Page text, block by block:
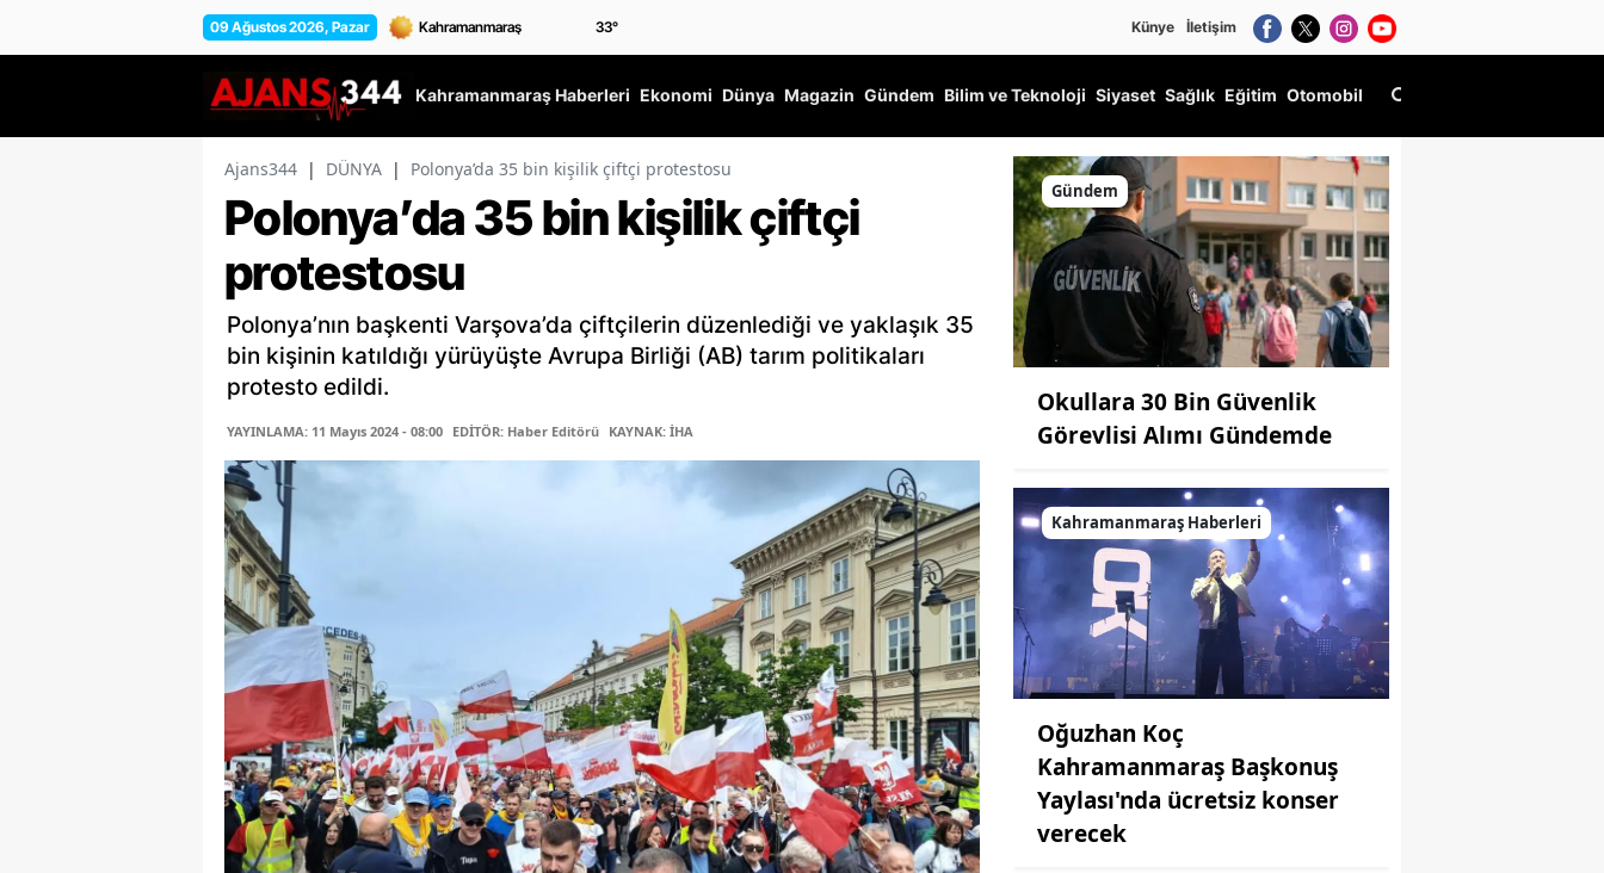
09 Ağustos 2026, Pazar 33° Künye İletişim
Kahramanmaraş Haberleri Ekonomi Dünya Magazin Gündem Bilim ve Teknoloji Siyaset Sağlık Eğitim Otomobil
Ajans344 | DÜNYA | Polonya’da 35 bin kişilik çiftçi protestosu
Polonya’da 35 bin kişilik çiftçi
protestosu
Polonya’nın başkenti Varşova’da çiftçilerin düzenlediği ve yaklaşık 35
bin kişinin katıldığı yürüyüşte Avrupa Birliği (AB) tarım politikaları
protesto edildi.
YAYINLAMA: 11 Mayıs 2024 - 08:00 EDİTÖR: Haber Editörü KAYNAK: İHA
Gündem
Okullara 30 Bin Güvenlik
Görevlisi Alımı Gündemde
Kahramanmaraş Haberleri
Oğuzhan Koç
Kahramanmaraş Başkonuş
Yaylası'nda ücretsiz konser
verecek